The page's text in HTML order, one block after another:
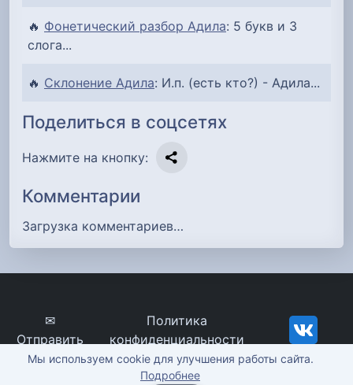
🔥 Фонетический разбор Адила: 5 букв и 3
слога...
🔥 Склонение Адила: И.п. (есть кто?) - Адила...
Поделиться в соцсетях
Нажмите на кнопку:
Комментарии
Загрузка комментариев…
✉
Отправить
сообщение
Политика
конфиденциальности
imena-znachenie.ru, ©
2012-2026
Мы используем cookie для улучшения работы сайта.
Подробнее